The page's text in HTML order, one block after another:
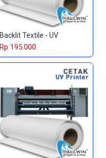
Backlit Textile - UV
Rp 195.000